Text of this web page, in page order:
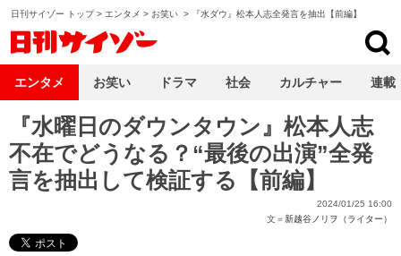
日刊サイゾー トップ> エンタメ > お笑い > 『水ダウ』松本人志全発言を抽出【前編】
『水曜日のダウンタウン』松本人志
不在でどうなる？“最後の出演”全発
言を抽出して検証する【前編】
2024/01/25 16:00
文＝新越谷ノリヲ（ライター）
エンタメ お笑い ドラマ 社会 カルチャー 連載